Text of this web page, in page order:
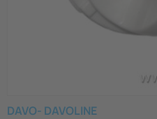
DAVO- DAVOLINE